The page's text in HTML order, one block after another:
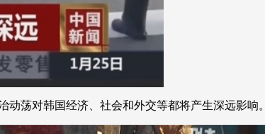
荡对韩国经济、社会和外交等都将产生深远影响。